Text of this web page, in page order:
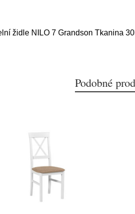
židle NILO 7 Grandson Tkanina
Podobné